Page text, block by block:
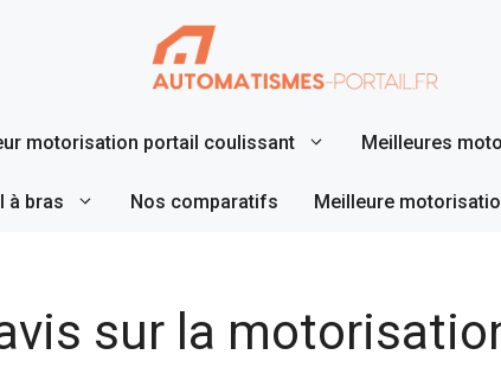
motorisation portail coulissant Meilleures
à bras Nos comparatifs Meilleure
sur la